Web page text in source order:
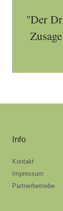
"Der
Info
Kontakt
Impressum
Partnerbetriebe